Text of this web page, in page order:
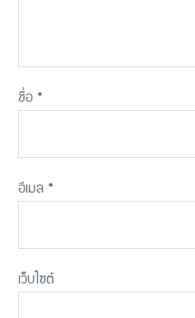
ชื่อ *
อีเมล *
เว็บไซต์